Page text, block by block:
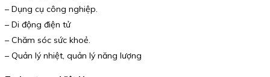
– Dụng cụ công nghiệp.
– Di động điện tử
– Chăm sóc sức khoẻ.
– Quản lý nhiệt, quản lý năng lượng